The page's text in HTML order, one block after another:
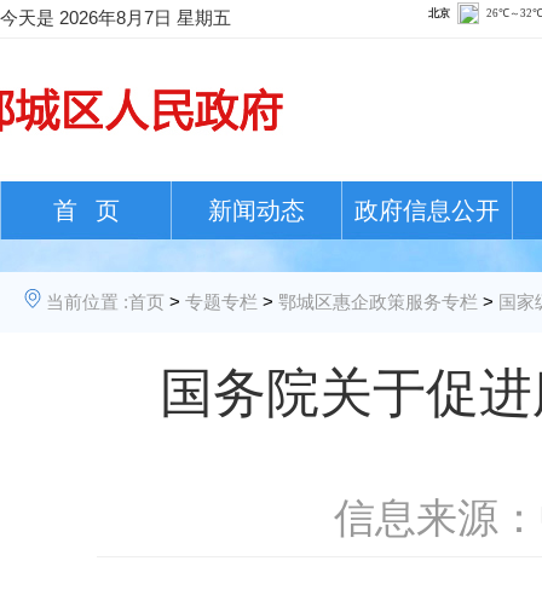
今天是 2026年8月7日 星期五
首 页 新闻动态 政府信息公开
当前位置 :首页 > 专题专栏 > 鄂城区惠企政策服务专栏 > 国家
国务院关于促
信息来源